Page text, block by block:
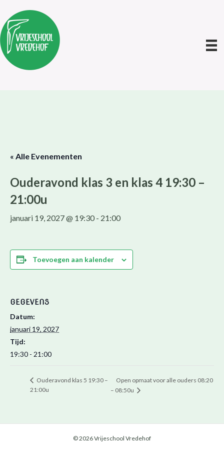
« Alle Evenementen
Ouderavond klas 3 en klas 4 19:30 –
21:00u
januari 19, 2027 @ 19:30 - 21:00
Toevoegen aan kalender
GEGEVENS
Datum:
januari 19, 2027
Tijd:
19:30 - 21:00
Ouderavond klas 5 19:30 –
21:00u
Open opmaat voor alle ouders 08:20
– 08:50u
© 2026 Vrijeschool Vredehof